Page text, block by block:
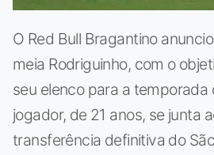
O Red Bull Bragantino
meia Rodriguinho, com o
seu elenco para a temporada
jogador, de 21 anos, se junta
transferência definitiva do